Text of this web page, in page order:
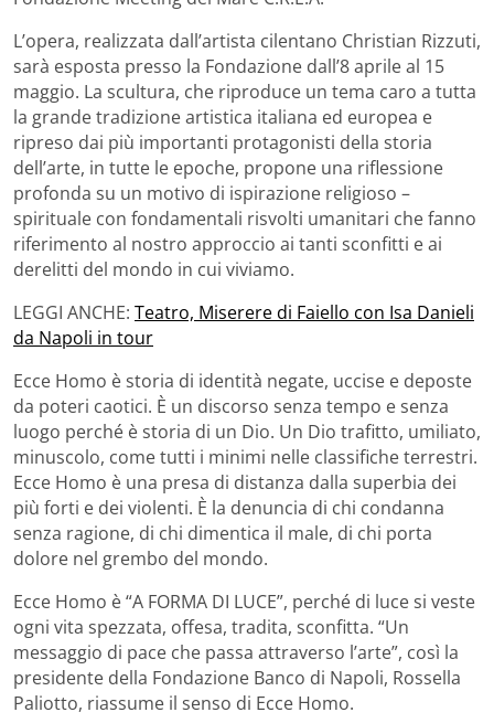
L’opera, realizzata dall’artista cilentano Christian Rizzuti,
sarà esposta presso la Fondazione dall’8 aprile al 15
maggio. La scultura, che riproduce un tema caro a tutta
la grande tradizione artistica italiana ed europea e
ripreso dai più importanti protagonisti della storia
dell’arte, in tutte le epoche, propone una riflessione
profonda su un motivo di ispirazione religioso –
spirituale con fondamentali risvolti umanitari che fanno
riferimento al nostro approccio ai tanti sconfitti e ai
derelitti del mondo in cui viviamo.
LEGGI ANCHE: Teatro, Miserere di Faiello con Isa Danieli
da Napoli in tour
Ecce Homo è storia di identità negate, uccise e deposte
da poteri caotici. È un discorso senza tempo e senza
luogo perché è storia di un Dio. Un Dio trafitto, umiliato,
minuscolo, come tutti i minimi nelle classifiche terrestri.
Ecce Homo è una presa di distanza dalla superbia dei
più forti e dei violenti. È la denuncia di chi condanna
senza ragione, di chi dimentica il male, di chi porta
dolore nel grembo del mondo.
Ecce Homo è “A FORMA DI LUCE”, perché di luce si veste
ogni vita spezzata, offesa, tradita, sconfitta. “Un
messaggio di pace che passa attraverso l’arte”, così la
presidente della Fondazione Banco di Napoli, Rossella
Paliotto, riassume il senso di Ecce Homo.